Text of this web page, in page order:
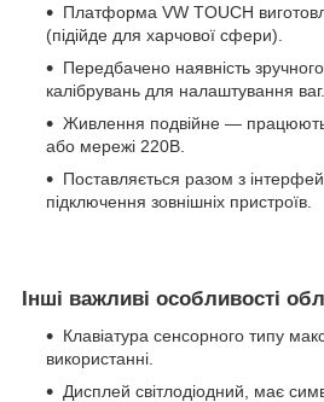
Платформа VW TOUCH
(підійде для харчової сфери).
Передбачено наявність
калібрувань для налаштування ваг.
Живлення подвійне — працюють
або мережі 220В.
Поставляється разом з
підключення зовнішніх пристроїв.
Інші важливі особливості
Клавіатура сенсорного типу
використанні.
Дисплей світлодіодний, має